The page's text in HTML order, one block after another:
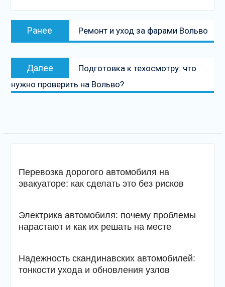
Навигация
Ранее
Предыдущая
запись:
Ремонт и уход за фарами Вольво
Далее
Следующая
запись
Подготовка к техосмотру: что
нужно проверить на Вольво?
Перевозка дорогого автомобиля на
эвакуаторе: как сделать это без рисков
Электрика автомобиля: почему проблемы
нарастают и как их решать на месте
Надежность скандинавских автомобилей:
тонкости ухода и обновления узлов